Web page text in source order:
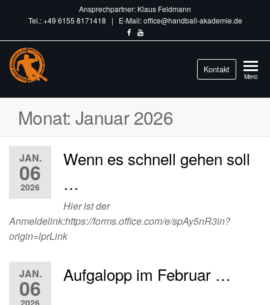
Ansprechpartner: Klaus Feldmann
Tel.: +49 6155 8171418 | E-Mail: office@handball-akademie.de
Akademie.de
Kontakt
Menü
Monat: Januar 2026
JAN.
06
2026
Wenn es schnell gehen soll
…
Hier ist der
Anmeldelink:https://forms.office.com/e/spAy5nR3in?
origin=lprLink
JAN.
06
2026
Aufgalopp im Februar …